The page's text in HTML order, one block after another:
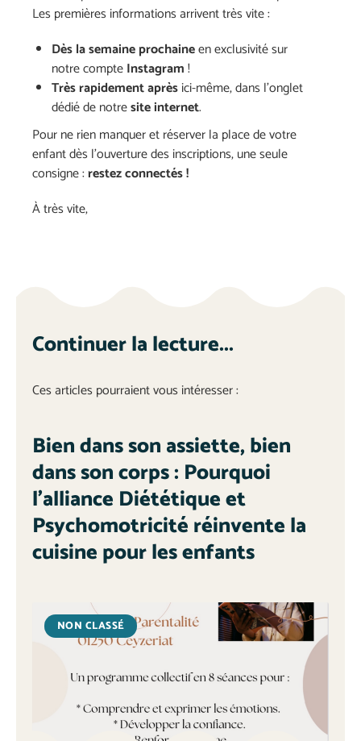
Les premières informations arrivent très vite :
Dès la semaine prochaineen exclusivité sur
notre compteInstagram!
Très rapidement aprèsici-même, dans l’onglet
dédié de notresite internet.
Pour ne rien manquer et réserver la place de votre
enfant dès l’ouverture des inscriptions, une seule
consigne :restez connectés !
À très vite,
Continuer la lecture...
Ces articles pourraient vous intéresser :
Bien dans son assiette, bien
dans son corps : Pourquoi
l’alliance Diététique et
Psychomotricité réinvente la
cuisine pour les enfants
NON CLASSÉ